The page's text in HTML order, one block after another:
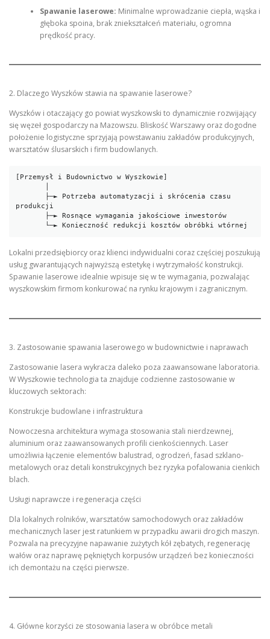
Spawanie laserowe: Minimalne wprowadzanie ciepła, wąska i
głęboka spoina, brak zniekształceń materiału, ogromna
prędkość pracy.
2. Dlaczego Wyszków stawia na spawanie laserowe?
Wyszków i otaczający go powiat wyszkowski to dynamicznie rozwijający
się węzeł gospodarczy na Mazowszu. Bliskość Warszawy oraz dogodne
położenie logistyczne sprzyjają powstawaniu zakładów produkcyjnych,
warsztatów ślusarskich i firm budowlanych.
[Przemysł i Budownictwo w Wyszkowie]
produkcji
Lokalni przedsiębiorcy oraz klienci indywidualni coraz częściej poszukują
usług gwarantujących najwyższą estetykę i wytrzymałość konstrukcji.
Spawanie laserowe idealnie wpisuje się w te wymagania, pozwalając
wyszkowskim firmom konkurować na rynku krajowym i zagranicznym.
3. Zastosowanie spawania laserowego w budownictwie i naprawach
Zastosowanie lasera wykracza daleko poza zaawansowane laboratoria.
W Wyszkowie technologia ta znajduje codzienne zastosowanie w
kluczowych sektorach:
Konstrukcje budowlane i infrastruktura
Nowoczesna architektura wymaga stosowania stali nierdzewnej,
aluminium oraz zaawansowanych profili cienkościennych. Laser
umożliwia łączenie elementów balustrad, ogrodzeń, fasad szklano-
metalowych oraz detali konstrukcyjnych bez ryzyka pofalowania cienkich
blach.
Usługi naprawcze i regeneracja części
Dla lokalnych rolników, warsztatów samochodowych oraz zakładów
mechanicznych laser jest ratunkiem w przypadku awarii drogich maszyn.
Pozwala na precyzyjne napawanie zużytych kół zębatych, regenerację
wałów oraz naprawę pękniętych korpusów urządzeń bez konieczności
ich demontażu na części pierwsze.
4. Główne korzyści ze stosowania lasera w obróbce metali